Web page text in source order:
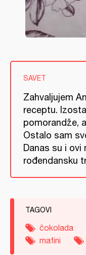
SAVET
Zahvaljujem
receptu.
pomorandže,
Ostalo sam
Danas su i ovi
rođendansku
TAGOVI
čokolada
mafini